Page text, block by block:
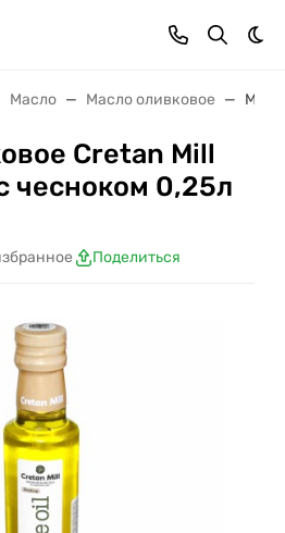
Масло Масло оливковое
Cretan Mill
чесноком 0,25л
Поделиться